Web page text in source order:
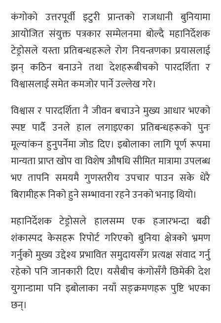
कंगोको उत्तरपूर्वी इटुरी प्रान्तको राजधानी बुनियामा
आयोजित संयुक्त पत्रकार सम्मेलनमा बोल्दै महानिर्देशक
टेड्रोसले यस्ता प्रतिबन्धहरूले रोग नियन्त्रणका प्रयासलाई
झन् कठिन बनाउने तथा देशहरूबीचको पारदर्शिता र
विश्वासलाई समेत कमजोर पार्ने उल्लेख गरे।
विश्वास र पारदर्शिता नै जीवन बचाउने मुख्य आधार भएको
स्पष्ट पार्दै उनले हाल लगाइएका प्रतिबन्धहरूको पुनः
मूल्यांकन हुनुपर्नेमा जोड दिए। इबोलाका लागि पूर्ण रूपमा
मान्यता प्राप्त खोप वा विशेष औषधि सीमित मात्रामा उपलब्ध
भए तापनि समयमै गुणस्तरीय उपचार पाउन सके धेरै
बिरामीहरू निको हुने सम्भावना रहने उनको भनाइ थियो।
महानिर्देशक टेड्रोसले हालसम्म एक हजारभन्दा बढी
शंकास्पद केसहरू रिपोर्ट गरिएको बुनिया क्षेत्रको भ्रमण
गर्नुको मुख्य उद्देश्य प्रभावित समुदायसँग प्रत्यक्ष संवाद गर्नु
रहेको पनि जानकारी दिए। यसैबीच कंगोसँगै छिमेकी देश
युगान्डामा पनि इबोलाका नयाँ सङ्क्रमणहरू पुष्टि भएका
छन्।